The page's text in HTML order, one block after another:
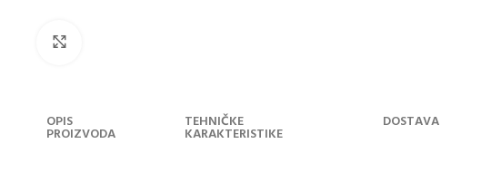
OPIS
PROIZVODA
TEHNIČKE
KARAKTERISTIKE
DOSTAVA